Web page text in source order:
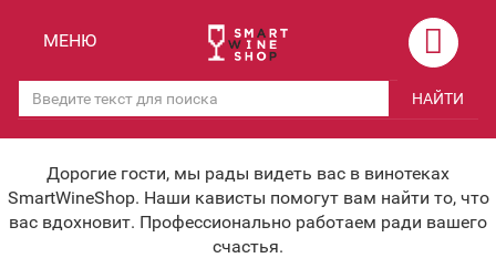
Скидки
Мероприятия
Корпоративным клиентам
Вино крепленое
Вино игристое и Шампанское
Вино безалкогольное
МЕНЮ
НАЙТИ
Дорогие гости, мы рады видеть вас в винотеках
SmartWineShop. Наши кависты помогут вам найти то, что
вас вдохновит. Профессионально работаем ради вашего
счастья.